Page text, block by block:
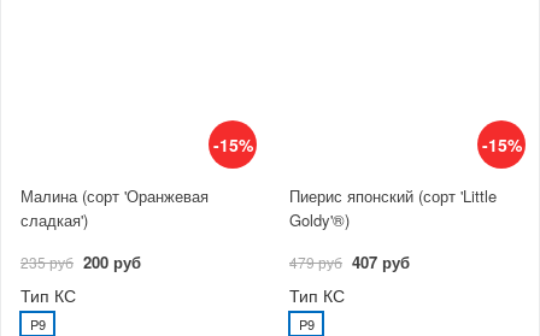
-15%
Малина (сорт 'Оранжевая
сладкая')
235 руб 200 руб
Тип КС
P9
-15%
Пиерис японский (сорт 'Little
Goldy'®)
479 руб 407 руб
Тип КС
P9